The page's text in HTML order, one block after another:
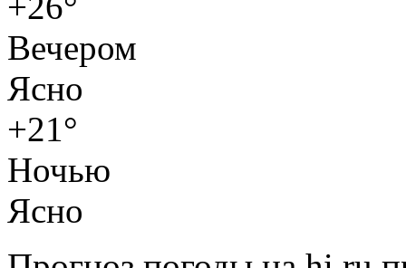
Вечером
Ясно
+21°
Ночью
Ясно